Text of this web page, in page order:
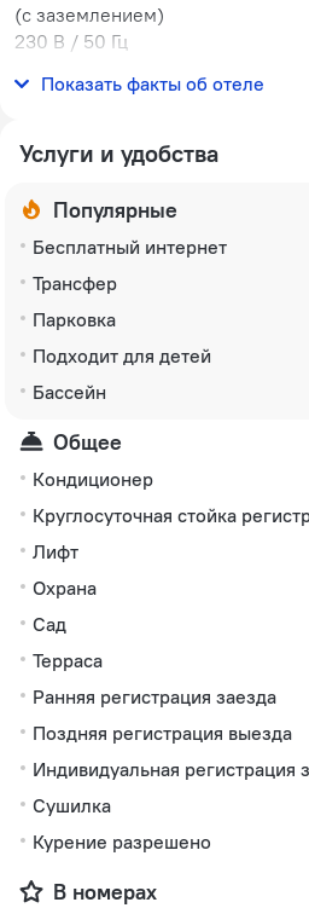
(с заземлением)
230 В / 50 Гц
40 номеров
Показать факты об отеле
Услуги и удобства
Популярные
Бесплатный интернет
Трансфер
Парковка
Подходит для детей
Бассейн
Общее
Кондиционер
Круглосуточная стойка
Лифт
Охрана
Сад
Терраса
Ранняя регистрация заезда
Поздняя регистрация выезда
Индивидуальная регистрация
Сушилка
Курение разрешено
В номерах